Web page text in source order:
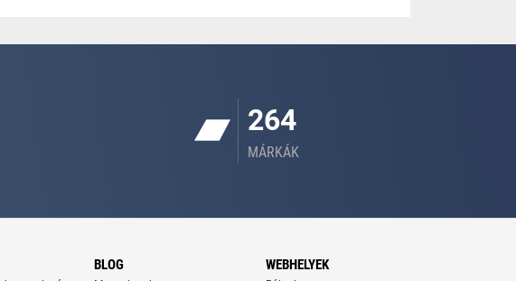
264
MÁRKÁK
BLOG WEBHELYEK